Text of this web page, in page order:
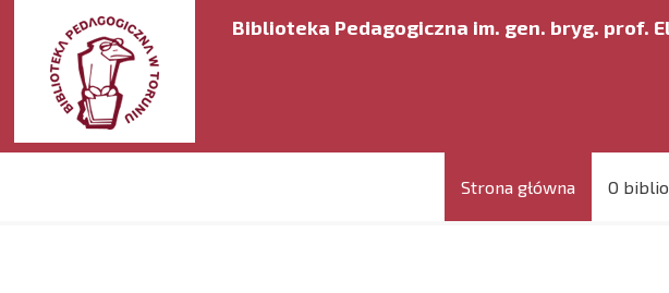
Biblioteka Pedagogiczna im. gen. bryg. prof.
Strona główna O